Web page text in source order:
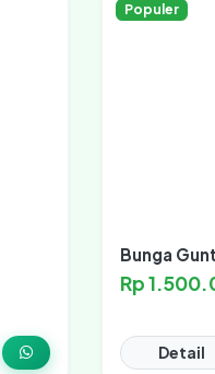
Populer
Bunga
Rp
Detail